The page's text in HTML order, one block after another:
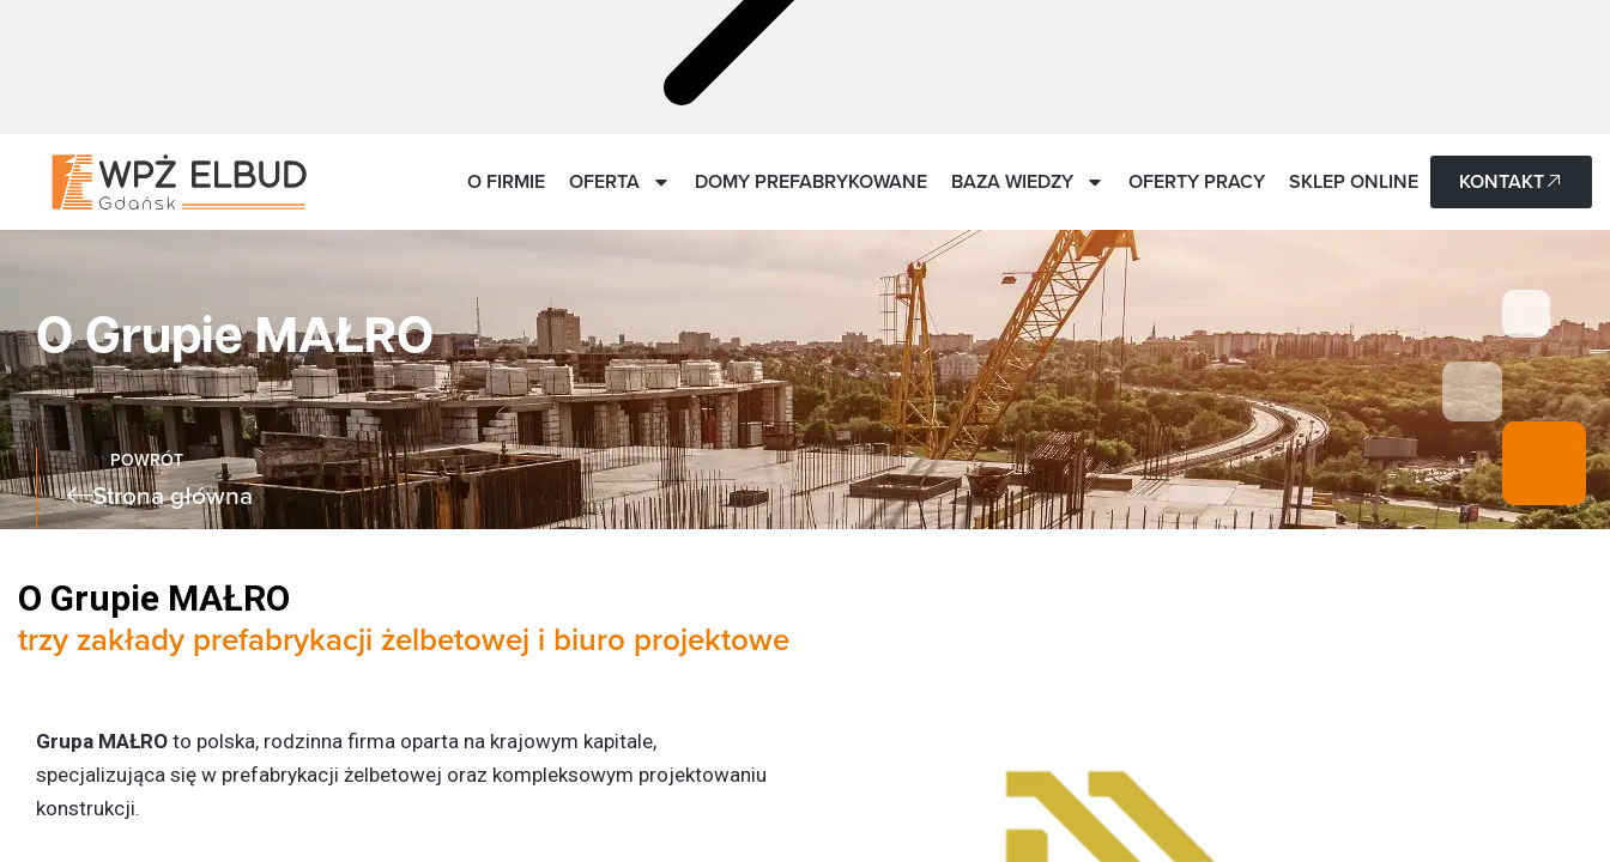
O FIRMIE OFERTA DOMY PREFABRYKOWANE BAZA WIEDZY OFERTY PRACY SKLEP ONLINE KONTAKT
O Grupie MAŁRO
POWRÓT
Strona główna
O Grupie MAŁRO
trzy zakłady prefabrykacji żelbetowej i biuro projektowe
Grupa MAŁRO to polska, rodzinna firma oparta na krajowym kapitale,
specjalizująca się w prefabrykacji żelbetowej oraz kompleksowym projektowaniu
konstrukcji.